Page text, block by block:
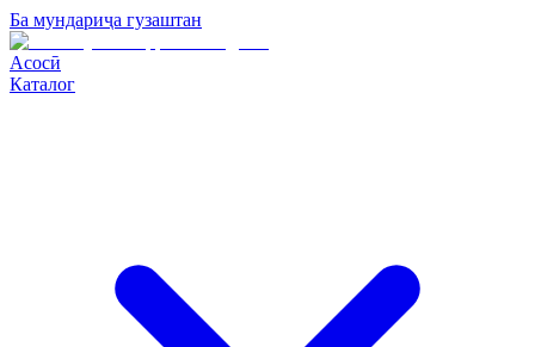
Ба мундариҷа гузаштан
Асосӣ
Каталог